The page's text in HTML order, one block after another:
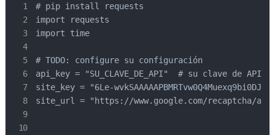
# pip install requests
import requests
import time
# TODO: configure su configuración
api_key = "SU_CLAVE_DE_API"  # su clave de API
site_key = "6Le-
site_url = "https://www.google.com/recaptcha/